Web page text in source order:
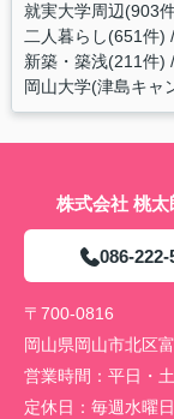
就実大学周辺(903
二人暮らし(651件)
新築・築浅(211件)
岡山大学(津島キャ
株式会社 桃
086-222-
〒700-0816
岡山県岡山市北区
営業時間： 平日・
定休日： 毎週水曜